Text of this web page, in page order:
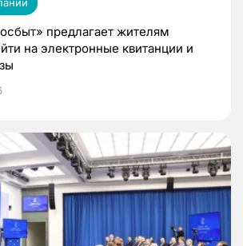
предлагает жителям
на электронные квитанции и